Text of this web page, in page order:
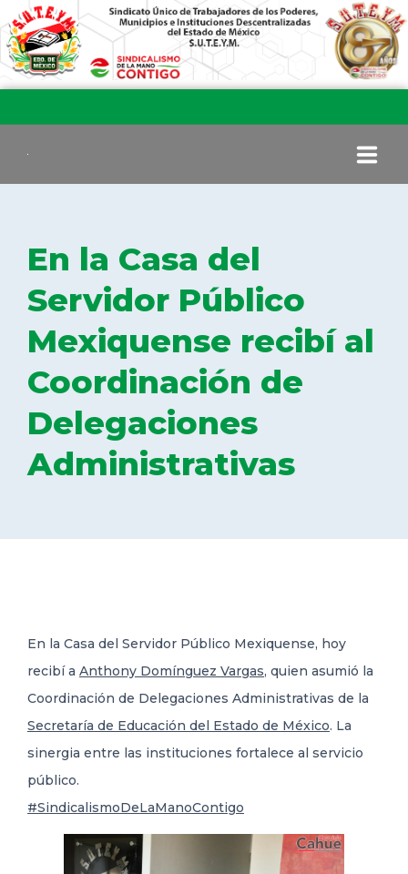
COMITÉ EJECUTIVO
COMISIÓN DE VIGILANCIA
SECCIONES
DELEGACIONES
En la Casa del
Servidor Público
Mexiquense recibí al
Coordinación de
Delegaciones
Administrativas
En la Casa del Servidor Público Mexiquense, hoy
recibí a Anthony Domínguez Vargas, quien asumió la
Coordinación de Delegaciones Administrativas de la
Secretaría de Educación del Estado de México. La
sinergia entre las instituciones fortalece al servicio
público.
#SindicalismoDeLaManoContigo